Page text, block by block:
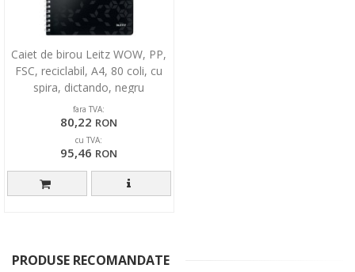
Caiet de birou Leitz WOW, PP,
FSC, reciclabil, A4, 80 coli, cu
spira, dictando, negru
fara TVA:
80,22 RON
cu TVA:
95,46 RON
PRODUSE RECOMANDATE